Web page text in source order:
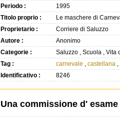
Periodo :
1995
Titolo proprio :
Le maschere di
Proprietario :
Corriere di Saluzzo
Autore :
Anonimo
Categorie :
Saluzzo , Scuola , Vita
Tag :
carnevale , castellana ,
Identificativo :
8246
Una commissione d'